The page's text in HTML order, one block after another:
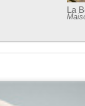
La Bernerie-en-Retz